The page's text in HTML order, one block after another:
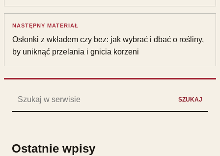
NASTĘPNY MATERIAŁ
Osłonki z wkładem czy bez: jak wybrać i dbać o rośliny,
by uniknąć przelania i gnicia korzeni
SZUKAJ
Ostatnie wpisy